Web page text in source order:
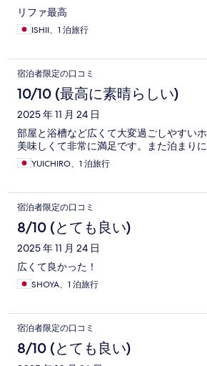
リファ最高
ISHII、1 泊旅行
宿泊者限定の口コミ
10/10 (最高に素晴らしい)
2025 年 11 月 24 日
部屋と浴槽など広くて大変過ごしやすい
美味しくて非常に満足です。また泊まりに
YUICHIRO、1 泊旅行
宿泊者限定の口コミ
8/10 (とても良い)
2025 年 11 月 24 日
広くて良かった！
SHOYA、1 泊旅行
宿泊者限定の口コミ
8/10 (とても良い)